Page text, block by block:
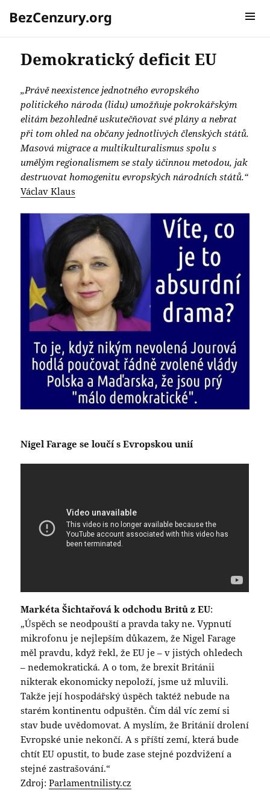
BezCenzury.org
MENU A
Demokratický deficit EU
„Právě neexistence jednotného evropského
politického národa (lidu) umožňuje pokrokářským
elitám bezohledně uskutečňovat své plány a nebrat
při tom ohled na občany jednotlivých členských států.
Masová migrace a multikulturalismus spolu s
umělým regionalismem se staly účinnou metodou, jak
destruovat homogenitu evropských národních států.“
Václav Klaus
Nigel Farage se loučí s Evropskou unií
Markéta Šichtařová k odchodu Britů z EU:
„Úspěch se neodpouští a pravda taky ne. Vypnutí
mikrofonu je nejlepším důkazem, že Nigel Farage
měl pravdu, když řekl, že EU je – v jistých ohledech
– nedemokratická. A o tom, že brexit Británii
nikterak ekonomicky nepoloží, jsme už mluvili.
Takže její hospodářský úspěch taktéž nebude na
starém kontinentu odpuštěn. Čím dál víc zemí si
stav bude uvědomovat. A myslím, že Británií drolení
Evropské unie nekončí. A s příští zemí, která bude
chtít EU opustit, to bude zase stejné pozdvižení a
stejné zastrašování.“
Zdroj:Parlamentnilisty.cz